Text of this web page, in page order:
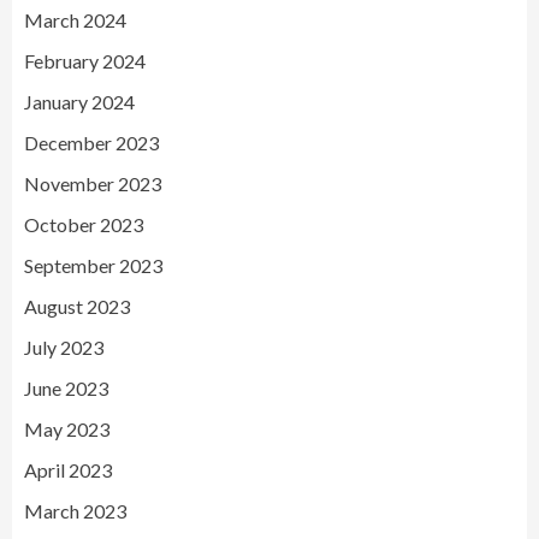
March 2024
February 2024
January 2024
December 2023
November 2023
October 2023
September 2023
August 2023
July 2023
June 2023
May 2023
April 2023
March 2023